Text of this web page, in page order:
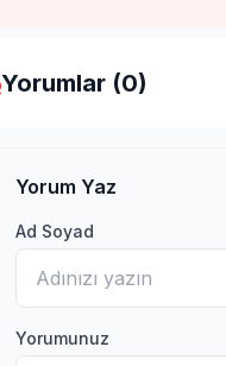
Yorumlar (0)
Yorum Yaz
Ad Soyad
Yorumunuz